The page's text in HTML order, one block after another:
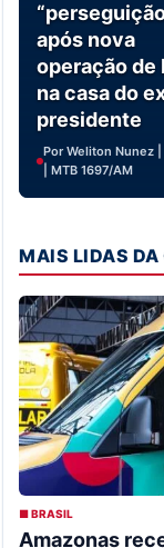
após nova
operação de
na casa do
presidente
Por Weliton Nunez
| MTB 1697/AM
MAIS LIDAS DA
■ BRASIL
Amazonas